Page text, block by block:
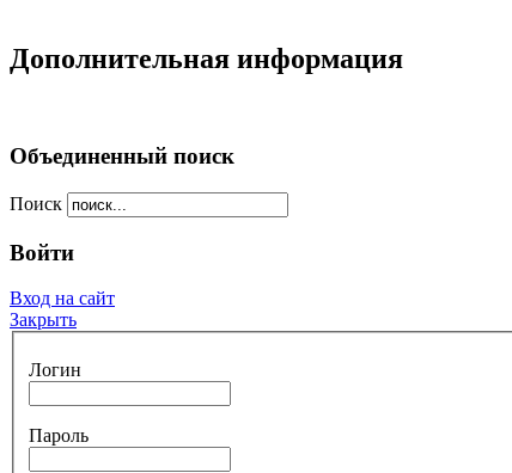
Дополнительная информация
Объединенный поиск
Поиск
Войти
Вход на сайт
Закрыть
Логин
Пароль